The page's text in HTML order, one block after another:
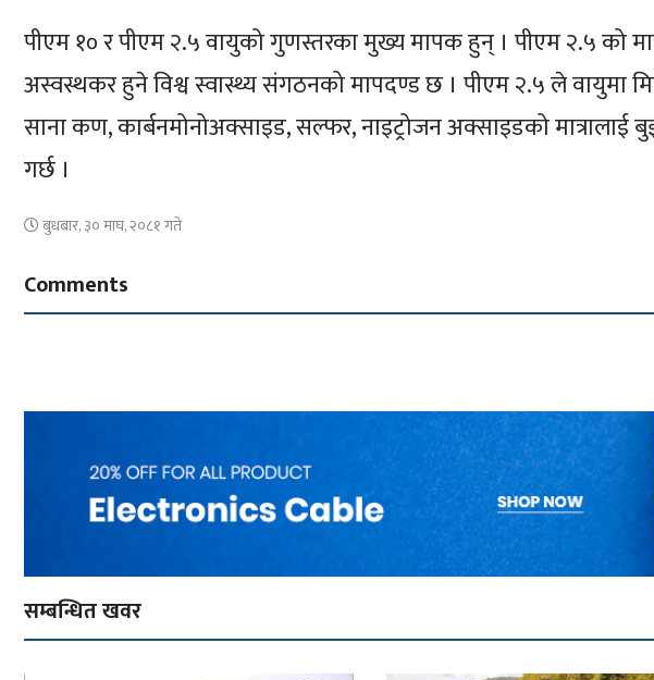
पीएम १० र पीएम २.५ वायुको गुणस्तरका मुख्य मापक हुन् । पीएम २.५ को
अस्वस्थकर हुने विश्व स्वास्थ्य संगठनको मापदण्ड छ । पीएम २.५ ले वायुमा
साना कण, कार्बनमोनोअक्साइड, सल्फर, नाइट्रोजन अक्साइडको
गर्छ ।
बुधबार, ३० माघ, २०८१ गते
Comments
सम्बन्धित खवर